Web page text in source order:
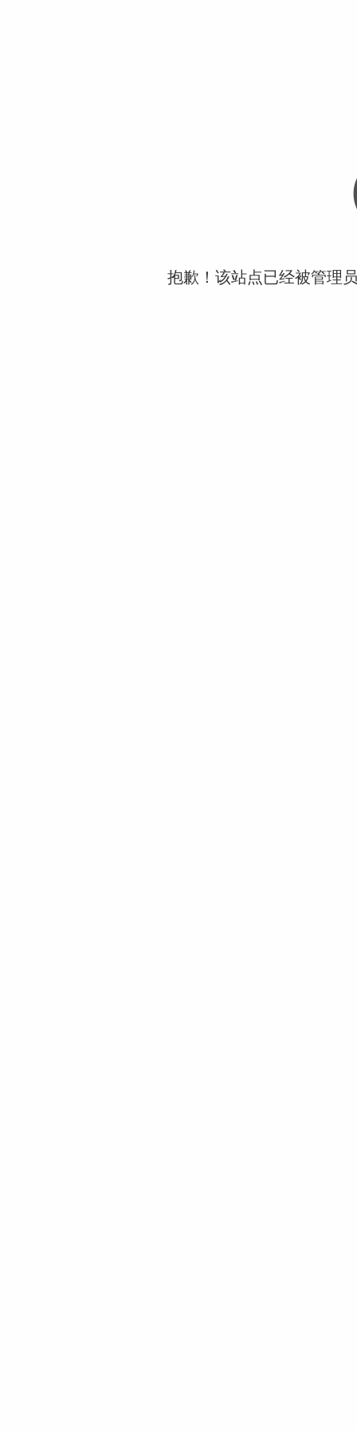
抱歉！该站点已经被管理